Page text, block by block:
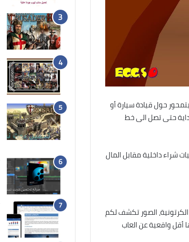
حول قيادة سيارة أو
حتى تصل الى خط
شراء داخلية مقابل المال
الصور تكشف لكم
واقعية عن العاب